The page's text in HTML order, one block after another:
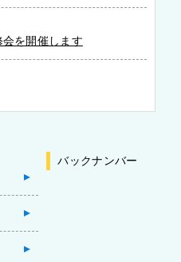
を開催します
バックナンバー